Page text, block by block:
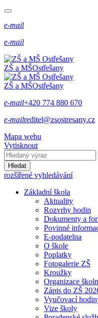
e-mail
e-mail
ZŠ a MŠOstřešany
ZŠ a MŠOstřešany
e-mail+420 774 880 670
e-mailreditel@zsostresany.cz
Mapa webu
Vytisknout
Hledat
rozšířené vyhledávání
Základní škola
Aktuality
Rozvrhy hodin
Dokumenty a
Povinné
E-podatelna
O škole
Poplatky
Fotogalerie ZŠ
Kroužky
Organizace
Zápis do ZŠ
Vyučovací
Vize školy